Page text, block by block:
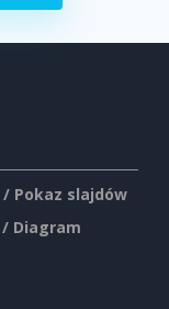
/ Pokaz slajdów
Diagram